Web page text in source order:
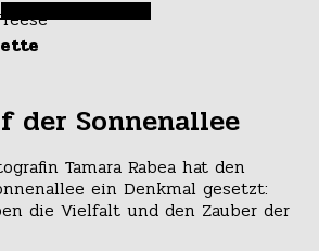
der Sonnenallee
Tamara Rabea hat den
ein Denkmal gesetzt:
die Vielfalt und den Zauber der